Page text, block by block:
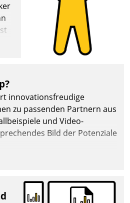
innovationsfreudige
zu passenden Partnern aus
und Video-
Bild der Potenziale